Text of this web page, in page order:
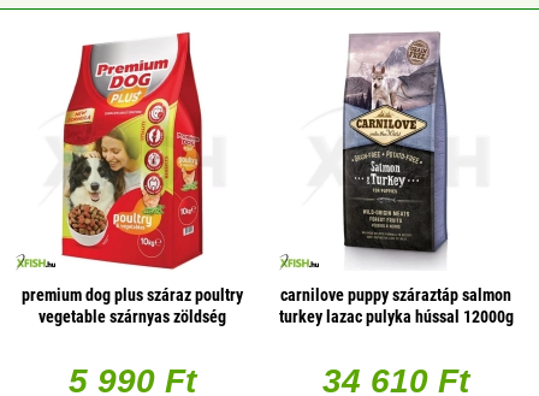
premium dog plus száraz poultry
vegetable szárnyas zöldség
5 990 Ft
carnilove puppy száraztáp salmon
turkey lazac pulyka hússal 12000g
34 610 Ft